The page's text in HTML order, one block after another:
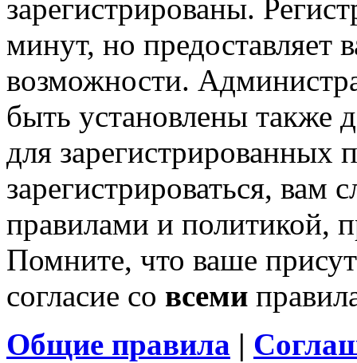
зарегистрированы.
минут, но предоставляет
возможности.
быть установлены также
для зарегистрированных
зарегистрироваться, вам
правилами и политикой,
Помните, что ваше
согласие со всеми
Общие правила |